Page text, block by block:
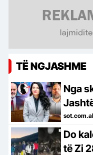
TË NGJASHME
Nga
të
sot.com.al
Do
të Zi